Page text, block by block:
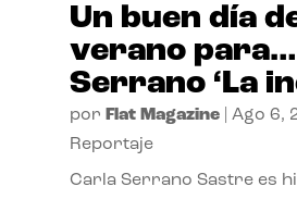
Un buen día
verano
Serrano ‘La
por Flat Magazine| Ago 6,
Reportaje
Carla Serrano Sastre es